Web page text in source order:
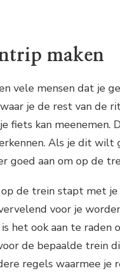
maken
vele mensen dat je
je de rest van de
fiets kan meenemen.
Als je dit wilt
goed aan om op de
de trein stapt met
voor je
het ook aan te raden
de bepaalde trein
regels waarmee je